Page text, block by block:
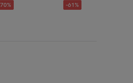
70% -61%